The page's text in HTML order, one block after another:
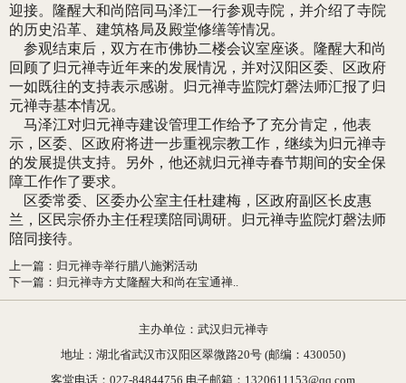
迎接。隆醒大和尚陪同马泽江一行参观寺院，并介绍了寺院
的历史沿革、建筑格局及殿堂修缮等情况。
参观结束后，双方在市佛协二楼会议室座谈。隆醒大和尚
回顾了归元禅寺近年来的发展情况，并对汉阳区委、区政府
一如既往的支持表示感谢。归元禅寺监院灯磬法师汇报了归
元禅寺基本情况。
马泽江对归元禅寺建设管理工作给予了充分肯定，他表
示，区委、区政府将进一步重视宗教工作，继续为归元禅寺
的发展提供支持。另外，他还就归元禅寺春节期间的安全保
障工作作了要求。
区委常委、区委办公室主任杜建梅，区政府副区长皮惠
兰，区民宗侨办主任程璞陪同调研。归元禅寺监院灯磬法师
陪同接待。
上一篇 ： 归元禅寺举行腊八施粥活动
下一篇 ： 归元禅寺方丈隆醒大和尚在宝通禅..
主办单位：武汉归元禅寺
地址：湖北省武汉市汉阳区翠微路20号 (邮编：430050)
客堂电话：027-84844756 电子邮箱：1320611153@qq.com